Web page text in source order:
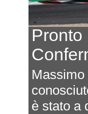
Pronto
è stato a